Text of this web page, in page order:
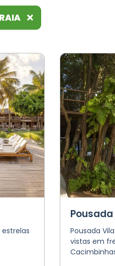
estrelas
Pousada
vistas em